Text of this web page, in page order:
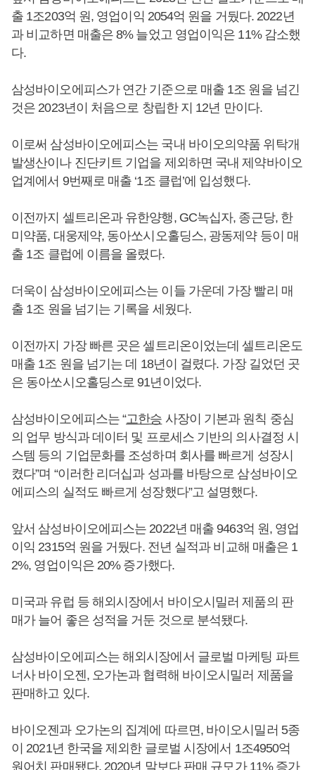
출 1조203억 원, 영업이익 2054억 원을 거뒀다. 2022년
과 비교하면 매출은 8% 늘었고 영업이익은 11% 감소했
다.
삼성바이오에피스가 연간 기준으로 매출 1조 원을 넘긴
것은 2023년이 처음으로 창립한 지 12년 만이다.
이로써 삼성바이오에피스는 국내 바이오의약품 위탁개
발생산이나 진단키트 기업을 제외하면 국내 제약바이오
업계에서 9번째로 매출 ‘1조 클럽’에 입성했다.
이전까지 셀트리온과 유한양행, GC녹십자, 종근당, 한
미약품, 대웅제약, 동아쏘시오홀딩스, 광동제약 등이 매
출 1조 클럽에 이름을 올렸다.
더욱이 삼성바이오에피스는 이들 가운데 가장 빨리 매
출 1조 원을 넘기는 기록을 세웠다.
이전까지 가장 빠른 곳은 셀트리온이었는데 셀트리온도
매출 1조 원을 넘기는 데 18년이 걸렸다. 가장 길었던 곳
은 동아쏘시오홀딩스로 91년이었다.
삼성바이오에피스는 “고한승 사장이 기본과 원칙 중심
의 업무 방식과 데이터 및 프로세스 기반의 의사결정 시
스템 등의 기업문화를 조성하며 회사를 빠르게 성장시
켰다”며 “이러한 리더십과 성과를 바탕으로 삼성바이오
에피스의 실적도 빠르게 성장했다”고 설명했다.
앞서 삼성바이오에피스는 2022년 매출 9463억 원, 영업
이익 2315억 원을 거뒀다. 전년 실적과 비교해 매출은 1
2%, 영업이익은 20% 증가했다.
미국과 유럽 등 해외시장에서 바이오시밀러 제품의 판
매가 늘어 좋은 성적을 거둔 것으로 분석됐다.
삼성바이오에피스는 해외시장에서 글로벌 마케팅 파트
너사 바이오젠, 오가논과 협력해 바이오시밀러 제품을
판매하고 있다.
바이오젠과 오가논의 집계에 따르면, 바이오시밀러 5종
이 2021년 한국을 제외한 글로벌 시장에서 1조4950억
원어치 판매됐다. 2020년 말보다 판매 규모가 11% 증가